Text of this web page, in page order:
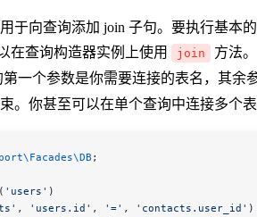
于向查询添加 join 子句。要执行基本的
在查询构造器实例上使用
join
方法
第一个参数是你需要连接的表名，其余
。你甚至可以在单个查询中连接多个
DB ;
( 'users' )
, 'users.id' , '=' , 'contacts.user_id' )